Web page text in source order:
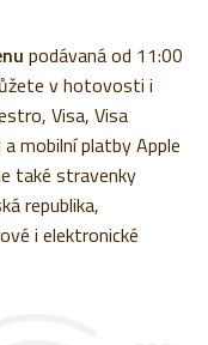
podávaná od 11:00
v hotovosti i
Visa, Visa
a mobilní platby Apple
také stravenky
republika,
i elektronické